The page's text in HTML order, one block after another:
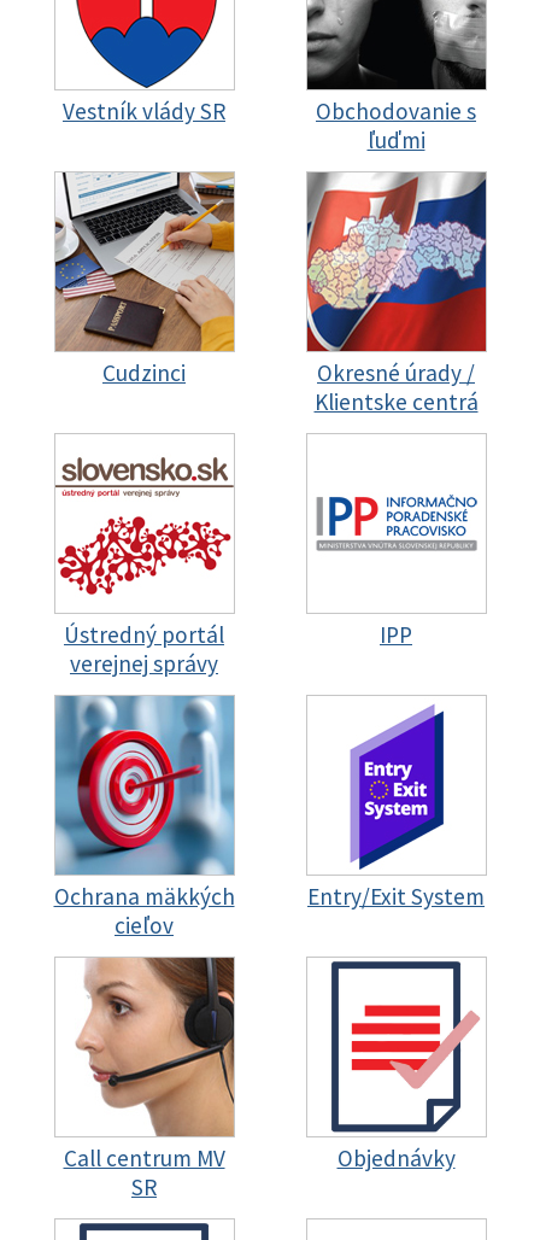
Vestník vlády SR
Obchodovanie s
ľuďmi
Cudzinci
Okresné úrady /
Klientske centrá
Ústredný portál
verejnej správy
IPP
Ochrana mäkkých
cieľov
Entry/Exit System
Call centrum MV
SR
Objednávky